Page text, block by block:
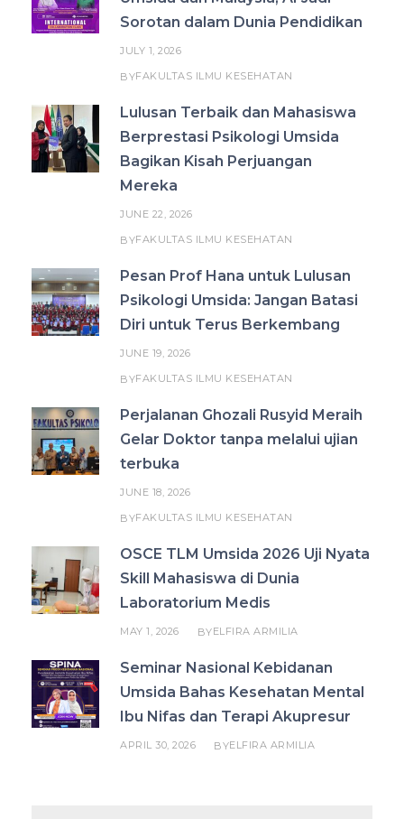
Sorotan dalam Dunia Pendidikan
JULY 1, 2026
BYFAKULTAS ILMU KESEHATAN
Lulusan Terbaik dan Mahasiswa
Berprestasi Psikologi Umsida
Bagikan Kisah Perjuangan
Mereka
JUNE 22, 2026
BYFAKULTAS ILMU KESEHATAN
Pesan Prof Hana untuk Lulusan
Psikologi Umsida: Jangan Batasi
Diri untuk Terus Berkembang
JUNE 19, 2026
BYFAKULTAS ILMU KESEHATAN
Perjalanan Ghozali Rusyid Meraih
Gelar Doktor tanpa melalui ujian
terbuka
JUNE 18, 2026
BYFAKULTAS ILMU KESEHATAN
OSCE TLM Umsida 2026 Uji Nyata
Skill Mahasiswa di Dunia
Laboratorium Medis
MAY 1, 2026 BYELFIRA ARMILIA
Seminar Nasional Kebidanan
Umsida Bahas Kesehatan Mental
Ibu Nifas dan Terapi Akupresur
APRIL 30, 2026 BYELFIRA ARMILIA